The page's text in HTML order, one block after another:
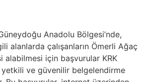
Anadolu Bölgesi’nde,
alanlarda çalışanların Ömerli Ağaç
alabilmesi için başvurular KRK
ve güvenilir belgelendirme